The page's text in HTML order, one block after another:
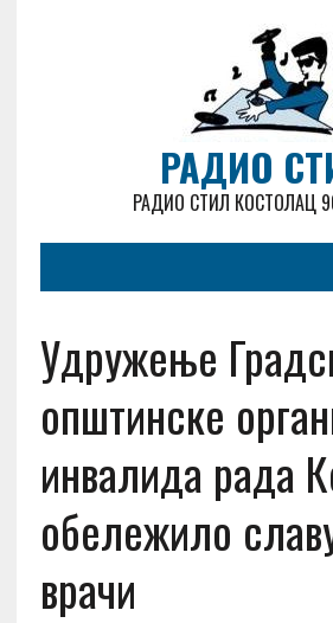
РАДИО
РАДИО СТИЛ КОСТОЛАЦ
Удружење
општинске
инвалида рада
обележило
врачи